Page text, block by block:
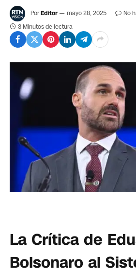
PorEditor mayo 28, 2025
No
3 Minutos de lectura
La Crítica de
Bolsonaro al